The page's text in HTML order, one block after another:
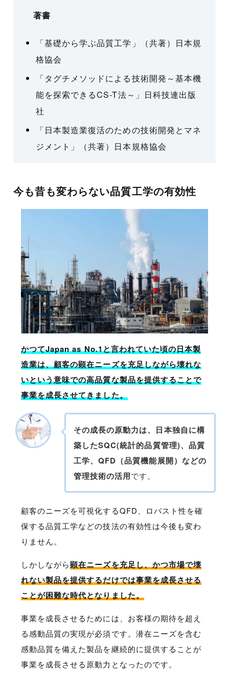
著書
「基礎から学ぶ品質工学」（共著）日本規
格協会
「タグチメソッドによる技術開発～基本機
能を探索できるCS-T法～」日科技連出版
社
「日本製造業復活のための技術開発とマネ
ジメント」（共著）日本規格協会
今も昔も変わらない品質工学の有効性
かつてJapan as No.1と言われていた頃の日本製
造業は、顧客の顕在ニーズを充足しながら壊れな
いという意味での高品質な製品を提供することで
事業を成長させてきました。
その成長の原動力は、日本独自に構
築したSQC(統計的品質管理)、品質
工学、QFD（品質機能展開）などの
管理技術の活用です。
顧客のニーズを可視化するQFD、ロバスト性を確
保する品質工学などの技法の有効性は今後も変わ
りません。
しかしながら顕在ニーズを充足し、かつ市場で壊
れない製品を提供するだけでは事業を成長させる
ことが困難な時代となりました。
事業を成長させるためには、お客様の期待を超え
る感動品質の実現が必須です。潜在ニーズを含む
感動品質を備えた製品を継続的に提供することが
事業を成長させる原動力となったのです。